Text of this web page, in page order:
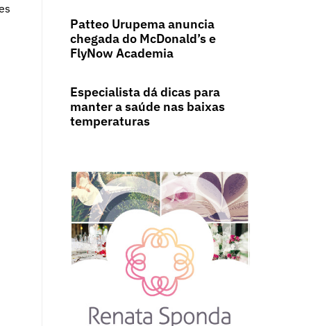
Patteo Urupema anuncia
chegada do McDonald’s e
FlyNow Academia
Especialista dá dicas para
manter a saúde nas baixas
temperaturas